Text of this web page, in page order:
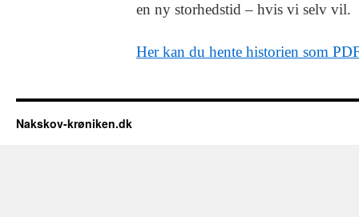
en ny storhedstid – hvis vi selv vil.
Her kan du hente historien som
Nakskov-krøniken.dk